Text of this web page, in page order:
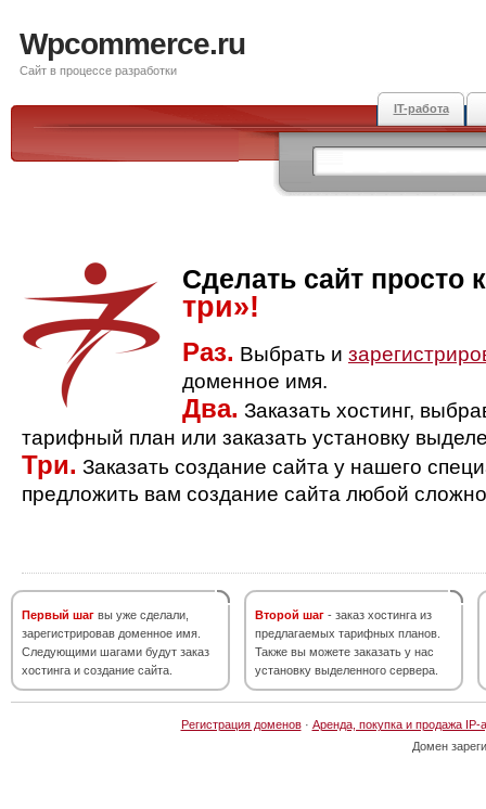
Wpcommerce.ru
Сайт в процессе разработки
IT-работа
Сделать сайт просто
три»!
Раз. Выбрать и
доменное имя.
Два. Заказать хостинг,
тарифный план или заказать установку
Три. Заказать создание сайта у нашего
предложить вам создание сайта любой
Первый шаг вы уже сделали,
зарегистрировав доменное имя.
Следующими шагами будут заказ
хостинга и создание сайта.
Второй шаг - заказ хостинга из
предлагаемых тарифных планов.
Также вы можете заказать у нас
установку выделенного сервера.
Регистрация доменов· Аренда, покупка и продажа IP-
Домен